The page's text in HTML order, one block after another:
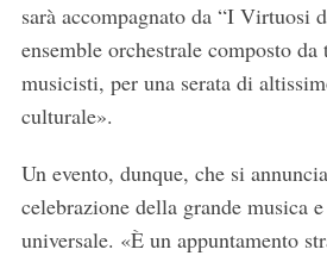
sarà accompagnato da “I Virtuosi
ensemble orchestrale composto
musicisti, per una serata di
culturale».
Un evento, dunque, che si
celebrazione della grande musica
universale. «È un appuntamento